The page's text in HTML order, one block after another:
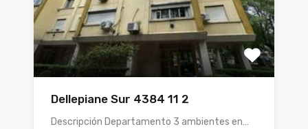
Dellepiane Sur 4384 11 2
Descripción Departamento 3 ambientes en…